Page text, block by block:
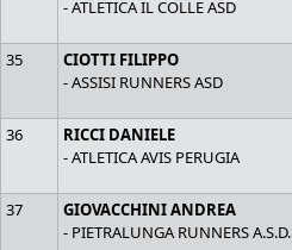
- ATLETICA IL COLLE ASD
35
CIOTTI FILIPPO
- ASSISI RUNNERS ASD
36
RICCI DANIELE
- ATLETICA AVIS PERUGIA
37
GIOVACCHINI ANDREA
- PIETRALUNGA RUNNERS A.S.D.